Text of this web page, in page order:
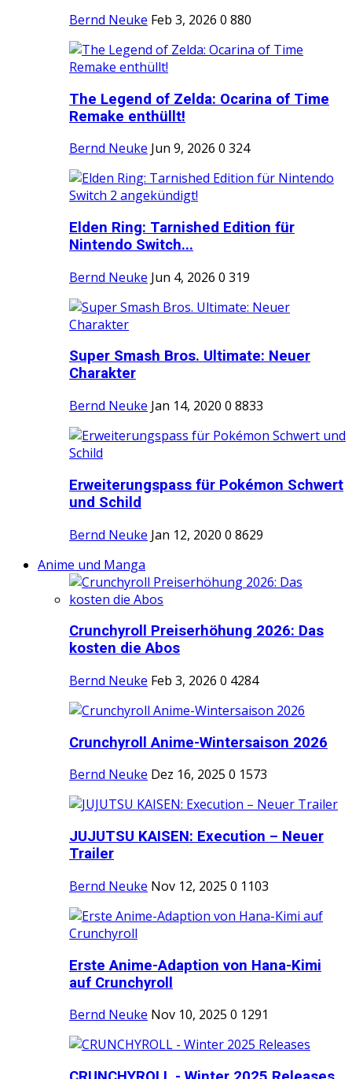
Bernd Neuke Feb 3, 2026 0 880
The Legend of Zelda: Ocarina of Time
Remake enthüllt!
Bernd Neuke Jun 9, 2026 0 324
Elden Ring: Tarnished Edition für
Nintendo Switch...
Bernd Neuke Jun 4, 2026 0 319
Super Smash Bros. Ultimate: Neuer
Charakter
Bernd Neuke Jan 14, 2020 0 8833
Erweiterungspass für Pokémon Schwert
und Schild
Bernd Neuke Jan 12, 2020 0 8629
Anime und Manga
Crunchyroll Preiserhöhung 2026: Das
kosten die Abos
Bernd Neuke Feb 3, 2026 0 4284
Crunchyroll Anime-Wintersaison 2026
Bernd Neuke Dez 16, 2025 0 1573
JUJUTSU KAISEN: Execution – Neuer
Trailer
Bernd Neuke Nov 12, 2025 0 1103
Erste Anime-Adaption von Hana-Kimi
auf Crunchyroll
Bernd Neuke Nov 10, 2025 0 1291